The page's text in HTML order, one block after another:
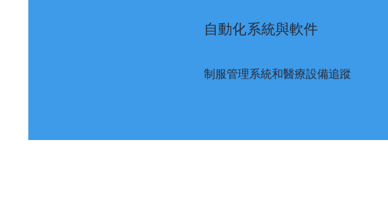
自動化系統與軟件
制服管理系統和醫療設備追蹤